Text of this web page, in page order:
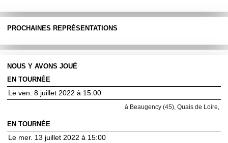
PROCHAINES REPRÉSENTATIONS
NOUS Y AVONS JOUÉ
EN TOURNÉE
Le ven. 8 juillet 2022 à 15:00
à Beaugency (45), Quais de Loire,
EN TOURNÉE
Le mer. 13 juillet 2022 à 15:00